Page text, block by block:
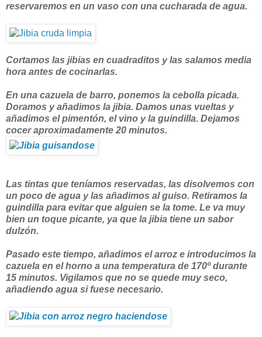
reservaremos en un vaso con una cucharada de agua.
Cortamos las jibias en cuadraditos y las salamos media
hora antes de cocinarlas.
En una cazuela de barro, ponemos la cebolla picada.
Doramos y añadimos la jibia. Damos unas vueltas y
añadimos el pimentón, el vino y la guindilla. Dejamos
cocer aproximadamente 20 minutos.
Las tintas que teníamos reservadas, las disolvemos con
un poco de agua y las añadimos al guiso. Retiramos la
guindilla para evitar que alguien se la tome. Le va muy
bien un toque picante, ya que la jibia tiene un sabor
dulzón.
Pasado este tiempo, añadimos el arroz e introducimos la
cazuela en el horno a una temperatura de 170º durante
15 minutos. Vigilamos que no se quede muy seco,
añadiendo agua si fuese necesario.